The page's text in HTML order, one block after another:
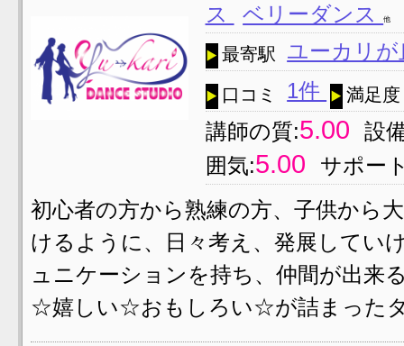
ス
ベリーダンス他
最寄駅 ユーカリ
口コミ 1件 満足度
講師の質:5.00
設
囲気:5.00
サポー
初心者の方から熟練の方、子供から
けるように、日々考え、発展してい
ュニケーションを持ち、仲間が出来
☆嬉しい☆おもしろい☆が詰まった